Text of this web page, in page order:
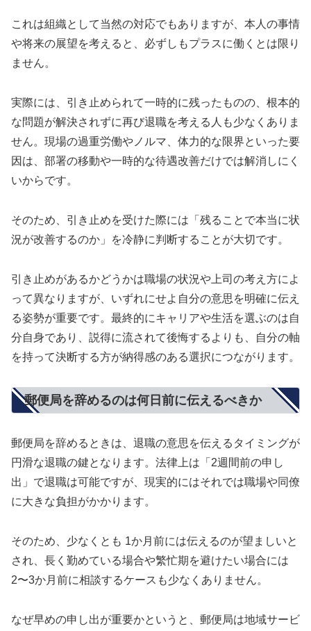
これは組織として当然の対応でもありますが、本人の事情
や将来の展望を考えると、必ずしもプラスに働くとは限り
ません。
実際には、引き止められて一時的に残ったものの、根本的
な問題が解決されずに再び退職を考える人も少なくありま
せん。現場の過重労働やノルマ、体力的な限界といった要
因は、部署の移動や一時的な待遇改善だけでは解消しにく
いからです。
そのため、引き止めを受けた際には「残ることで本当に状
況が改善するのか」を冷静に判断することが大切です。
引き止めがあるかどうかは職場の状況や上司の考え方によ
って異なりますが、いずれにせよ自分の意思を明確に伝え
る姿勢が重要です。最終的にキャリアや生活を選ぶのは自
分自身であり、説得に流されて後悔するよりも、自分の軸
を持って決断する方が納得感のある選択につながります。
郵便局を辞めるのは何日前に伝えるべきか
郵便局を辞めるときは、退職の意思を伝えるタイミングが
円滑な退職の鍵となります。法律上は「2週間前の申し
出」で退職は可能ですが、現実的にはそれでは職場や同僚
に大きな負担がかかります。
そのため、少なくとも 1か月前には伝えるのが望ましいと
され、長く勤めている場合や繁忙期を避けたい場合には
2〜3か月前に相談するケースも少なくありません。
なぜ早めの申し出が重要かというと、郵便局は地域サービ